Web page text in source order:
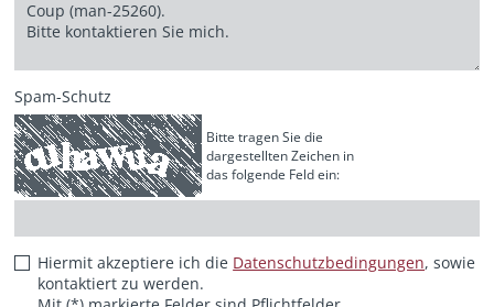
Spam-Schutz
Bitte tragen Sie die
dargestellten Zeichen in
das folgende Feld ein:
Hiermit akzeptiere ich die Datenschutzbedingungen, sowie
kontaktiert zu werden.